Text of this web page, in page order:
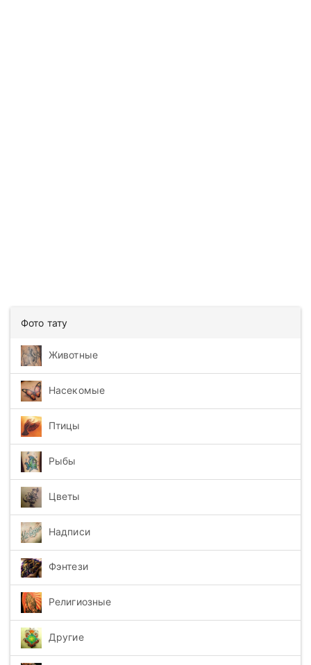
Фото тату
Животные
Насекомые
Птицы
Рыбы
Цветы
Надписи
Фэнтези
Религиозные
Другие